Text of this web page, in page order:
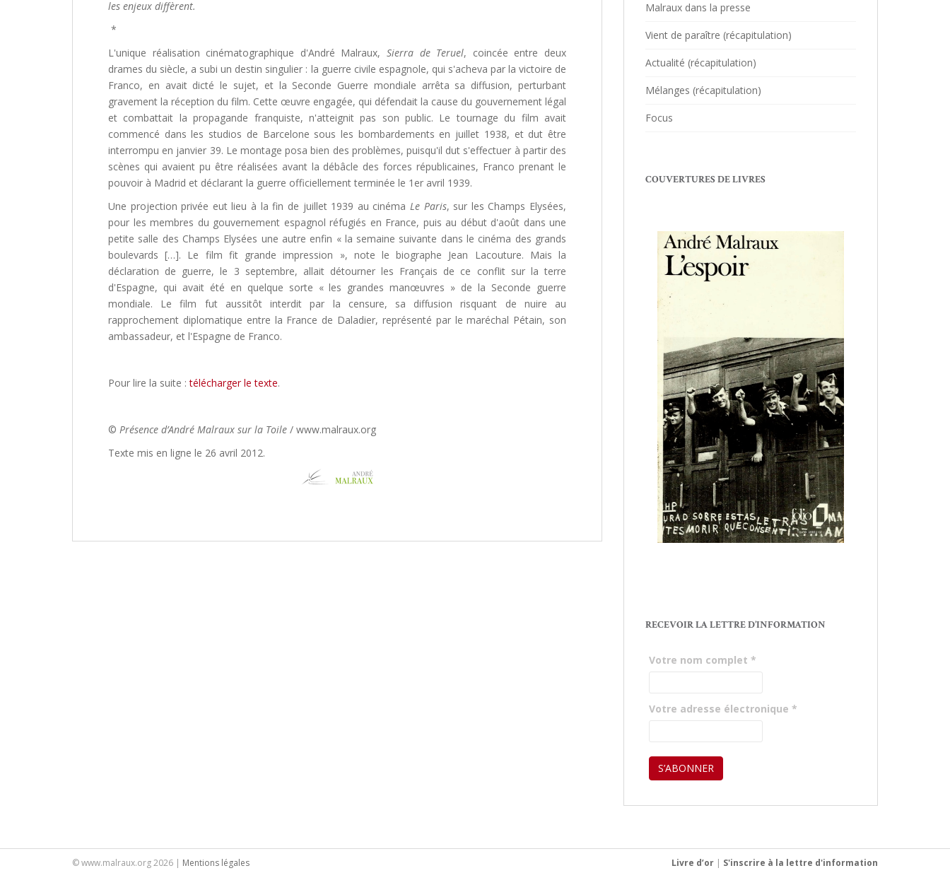
les enjeux diffèrent.
*
L'unique réalisation cinématographique d'André Malraux, Sierra de Teruel, coincée entre deux
drames du siècle, a subi un destin singulier : la guerre civile espagnole, qui s'acheva par la victoire de
Franco, en avait dicté le sujet, et la Seconde Guerre mondiale arrêta sa diffusion, perturbant
gravement la réception du film. Cette œuvre engagée, qui défendait la cause du gouvernement légal
et combattait la propagande franquiste, n'atteignit pas son public. Le tournage du film avait
commencé dans les studios de Barcelone sous les bombardements en juillet 1938, et dut être
interrompu en janvier 39. Le montage posa bien des problèmes, puisqu'il dut s'effectuer à partir des
scènes qui avaient pu être réalisées avant la débâcle des forces républicaines, Franco prenant le
pouvoir à Madrid et déclarant la guerre officiellement terminée le 1er avril 1939.
Une projection privée eut lieu à la fin de juillet 1939 au cinéma Le Paris, sur les Champs Elysées,
pour les membres du gouvernement espagnol réfugiés en France, puis au début d'août dans une
petite salle des Champs Elysées une autre enfin « la semaine suivante dans le cinéma des grands
boulevards […]. Le film fit grande impression », note le biographe Jean Lacouture. Mais la
déclaration de guerre, le 3 septembre, allait détourner les Français de ce conflit sur la terre
d'Espagne, qui avait été en quelque sorte « les grandes manœuvres » de la Seconde guerre
mondiale. Le film fut aussitôt interdit par la censure, sa diffusion risquant de nuire au
rapprochement diplomatique entre la France de Daladier, représenté par le maréchal Pétain, son
ambassadeur, et l'Espagne de Franco.
Pour lire la suite :télécharger le texte.
© Présence d’André Malraux sur la Toile / www.malraux.org
Texte mis en ligne le 26 avril 2012.
Malraux dans la presse
Vient de paraître (récapitulation)
Actualité (récapitulation)
Mélanges (récapitulation)
Focus
COUVERTURES DE LIVRES
RECEVOIR LA LETTRE D’INFORMATION
Votre nom complet *
Votre adresse électronique *
© www.malraux.org 2026 | Mentions légales Livre d’or | S'inscrire à la lettre d'information